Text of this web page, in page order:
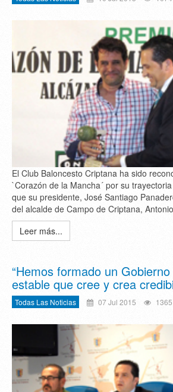
El Club Baloncesto Criptana ha sido
`Corazón de la Mancha´ por su
que su presidente, José Santiago
del alcalde de Campo de Criptana,
Leer más...
“Hemos formado un
estable que cree y crea
Todas Las Noticias 07 Jul 2015